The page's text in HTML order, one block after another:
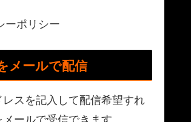
ーポリシー
メールで配信
レスを記入して配信希望すれ